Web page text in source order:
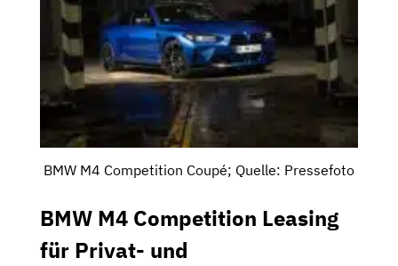
BMW M4 Competition Coupé; Quelle: Pressefoto
BMW M4 Competition Leasing
für Privat- und